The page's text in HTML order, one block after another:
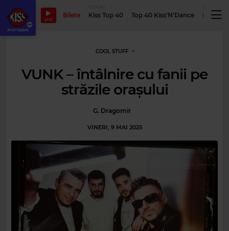
LIVE
Bilete Kiss Top 40 Top 40 Kiss'N'Dance
COOL STUFF
VUNK – întâlnire cu fanii pe
străzile orașului
G. Dragomir
VINERI, 9 MAI 2025